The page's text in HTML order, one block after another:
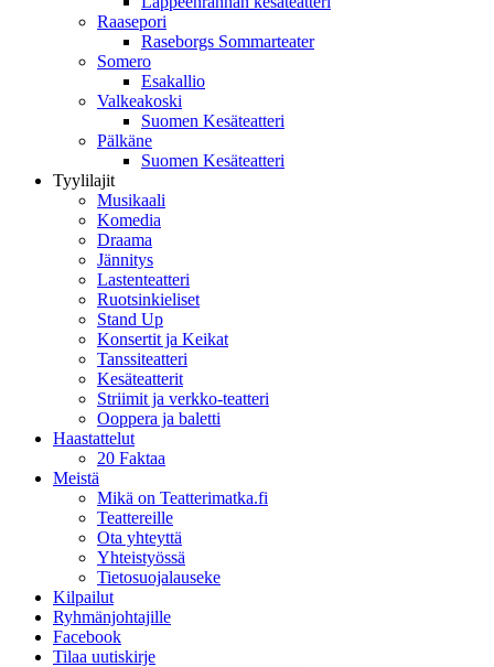
Raasepori
Raseborgs Sommarteater
Somero
Esakallio
Valkeakoski
Suomen Kesäteatteri
Pälkäne
Suomen Kesäteatteri
Tyylilajit
Musikaali
Komedia
Draama
Jännitys
Lastenteatteri
Ruotsinkieliset
Stand Up
Konsertit ja Keikat
Tanssiteatteri
Kesäteatterit
Striimit ja verkko-teatteri
Ooppera ja baletti
Haastattelut
20 Faktaa
Meistä
Mikä on Teatterimatka.fi
Teattereille
Ota yhteyttä
Yhteistyössä
Tietosuojalauseke
Kilpailut
Ryhmänjohtajille
Facebook
Tilaa uutiskirje